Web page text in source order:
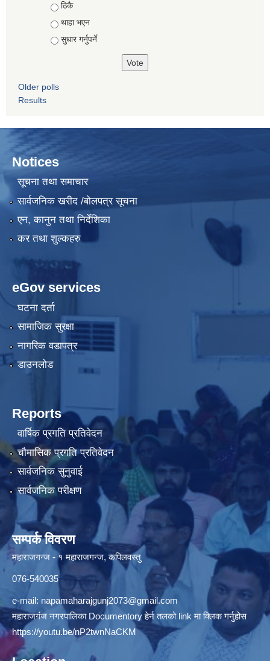
ठिकै
थाहा भएन
सुधार गर्नुपर्ने
Older polls
Results
Notices
सूचना तथा समाचार
सार्वजनिक खरीद /बोलपत्र सूचना
एन, कानुन तथा निर्देशिका
कर तथा शुल्कहरु
eGov services
घटना दर्ता
सामाजिक सुरक्षा
नागरिक वडापत्र
डाउनलोड
Reports
वार्षिक प्रगति प्रतिवेदन
चौमासिक प्रगति प्रतिवेदन
सार्वजनिक सुनुवाई
सार्वजनिक परीक्षण
सम्पर्क विवरण
महाराजगन्ज - १ महाराजगन्ज, कपिलवस्तु
076-540035
e-mail: napamaharajgunj2073@gmail.com
महाराजगंज नगरपालिका Documentory हेर्न तलको link मा क्लिक गर्नुहोस
https://youtu.be/nP2twnNaCKM